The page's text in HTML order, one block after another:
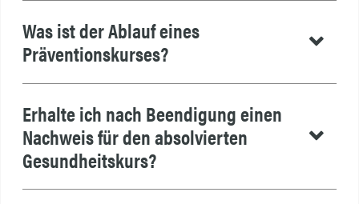
Was ist der Ablauf eines
Präventionskurses?
Erhalte ich nach Beendigung einen
Nachweis für den absolvierten
Gesundheitskurs?